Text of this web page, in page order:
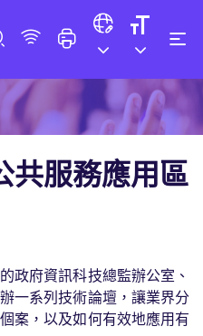
共服務應用區
政府資訊科技總監辦公室、
一系列技術論壇，讓業界分
案，以及如何有效地應用有